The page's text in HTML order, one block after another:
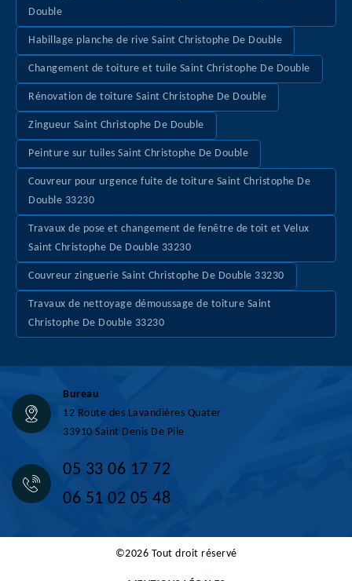
Double
Habillage planche de rive Saint Christophe De Double
Changement de toiture et tuile Saint Christophe De Double
Rénovation de toiture Saint Christophe De Double
Zingueur Saint Christophe De Double
Peinture sur tuiles Saint Christophe De Double
Couvreur pour urgence fuite de toiture Saint Christophe De
Double 33230
Travaux de pose et changement de fenêtre de toit et Velux
Saint Christophe De Double 33230
Couvreur zinguerie Saint Christophe De Double 33230
Travaux de nettoyage démoussage de toiture Saint
Christophe De Double 33230
Bureau
12 Route des Lavandières Quater
33910 Saint Denis De Pile
05 33 06 17 72
06 51 02 05 48
©2026 Tout droit réservé